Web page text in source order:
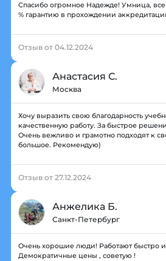
Спасибо огромное Надежде! Умница, все
% гарантию в прохождении
Отзыв от 04.12.2024
Анастасия С.
Москва
Хочу выразить свою благодарность
качественную работу. За быстрое
Очень вежливо и грамотно подходят к
большое. Рекомендую)
Отзыв от 27.12.2024
Анжелика Б.
Санкт-Петербург
Очень хорошие люди! Работают быстро и
Демократичные цены , советую !